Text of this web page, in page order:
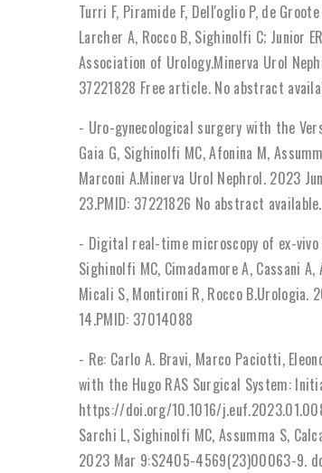
Turri F, Piramide F, Dell'oglio P, de
Larcher A, Rocco B, Sighinolfi C; Junior
Association of Urology.Minerva Urol
37221828 Free article. No abstract
- Uro-gynecological surgery with the
Gaia G, Sighinolfi MC, Afonina M,
Marconi A.Minerva Urol Nephrol. 2023
23.PMID: 37221826 No abstract available.
- Digital real-time microscopy of ex-
Sighinolfi MC, Cimadamore A, Cassani
Micali S, Montironi R, Rocco B.Urologia.
14.PMID: 37014088
- Re: Carlo A. Bravi, Marco Paciotti,
with the Hugo RAS Surgical System:
https://doi.org/10.1016/
Sarchi L, Sighinolfi MC, Assumma S,
2023 Mar 9:S2405-4569(23)00063-9.